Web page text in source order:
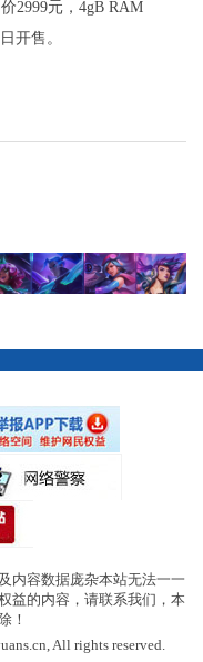
2999元，4gB RAM
开售。
内容数据庞杂本站无法一一
益的内容，请联系我们，本
！
All rights reserved.